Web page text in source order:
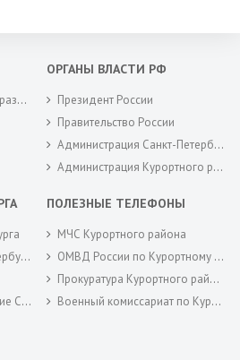
ОРГАНЫ ВЛАСТИ РФ
Президент России
Правительство России
Администрация Санкт-Петербурга
Администрация Курортного района Санкт-Петербурга
ПОЛЕЗНЫЕ ТЕЛЕФОНЫ
МЧС Курортного района
ОМВД России по Курортному району
Прокуратура Курортного района
Военный комиссариат по Курортному районам города Санкт-Петербурга